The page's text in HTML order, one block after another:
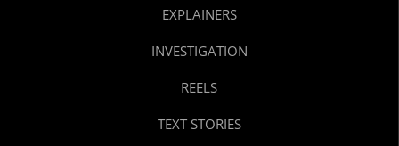
EXPLAINERS
INVESTIGATION
REELS
TEXT STORIES